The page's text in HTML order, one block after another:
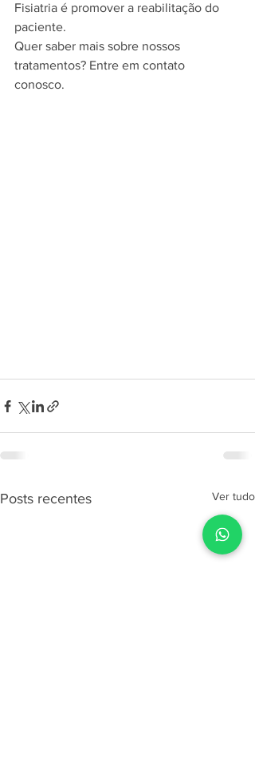
Fisiatria é promover a reabilitação do
paciente.
Quer saber mais sobre nossos
tratamentos? Entre em contato
conosco.
Posts recentes Ver tudo